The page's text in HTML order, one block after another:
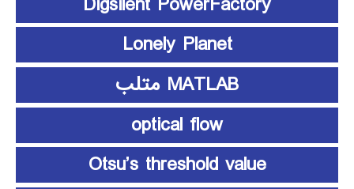
Lonely Planet
MATLAB متلب
optical flow
Otsu’s threshold value